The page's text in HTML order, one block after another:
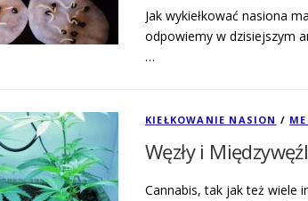
Jak wykiełkować nasiona
odpowiemy w dzisiejszym
…
KIEŁKOWANIE NASION /
Węzły i
Cannabis, tak jak też wiele